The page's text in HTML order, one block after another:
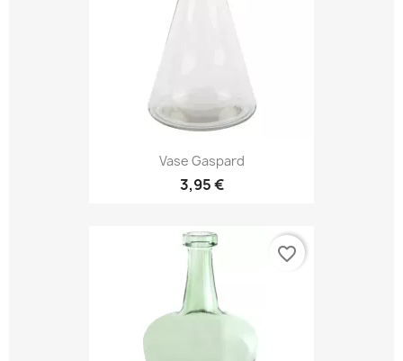
Vase Gaspard
3,95 €
favorite_border